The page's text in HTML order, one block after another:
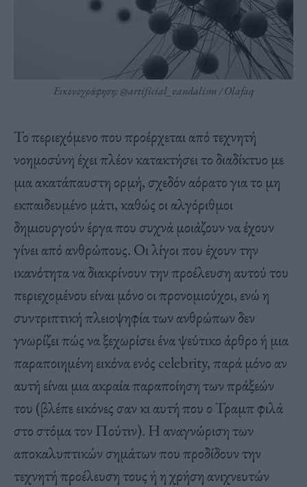
Εικονογράφηση: @artificial_vandalism / Olafaq
Το περιεχόμενο που προέρχεται από τεχνητή
νοημοσύνη έχει πλέον κατακτήσει το διαδίκτυο με
μια ακατάπαυστη ορμή, σχεδόν αόρατο για το μη
εκπαιδευμένο μάτι, καθώς οι αλγόριθμοι
δημιουργούν έργα που συχνά μοιάζουν να έχουν
γίνει από ανθρώπους. Οι λίγοι που έχουν την
ικανότητα να διακρίνουν την προέλευση αυτού του
περιεχομένου είναι μόνο οι προνομιούχοι, ενώ η
συντριπτική πλειοψηφία των ανθρώπων δεν
γνωρίζει πώς να ξεχωρίσει ένα ψεύτικο άρθρο ή μια
παραποιημένη εικόνα ενός celebrity, παρά μόνο αν
αυτή είναι μια ακραία παραποίηση των πράξεών
του (βλέπε εικόνες σαν κι αυτή που ο Τραμπ φιλά
στο στόμα τον Πούτιν). Η αναγνώριση των
αποκαλυπτικών σημάτων που προδίδουν την
τεχνητή προέλευση τους ή η χρήση ανιχνευτών